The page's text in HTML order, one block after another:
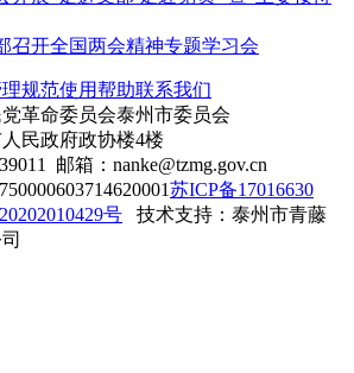
召开全国两会精神专题学习会
规范使用帮助联系我们
革命委员会泰州市委员会
民政府政协楼4楼
邮箱：nanke@tzmg.gov.cn
苏ICP备17016630
号
技术支持：泰州市青藤